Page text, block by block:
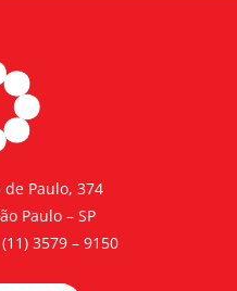
de Paulo, 374
Paulo – SP
3579 – 9150